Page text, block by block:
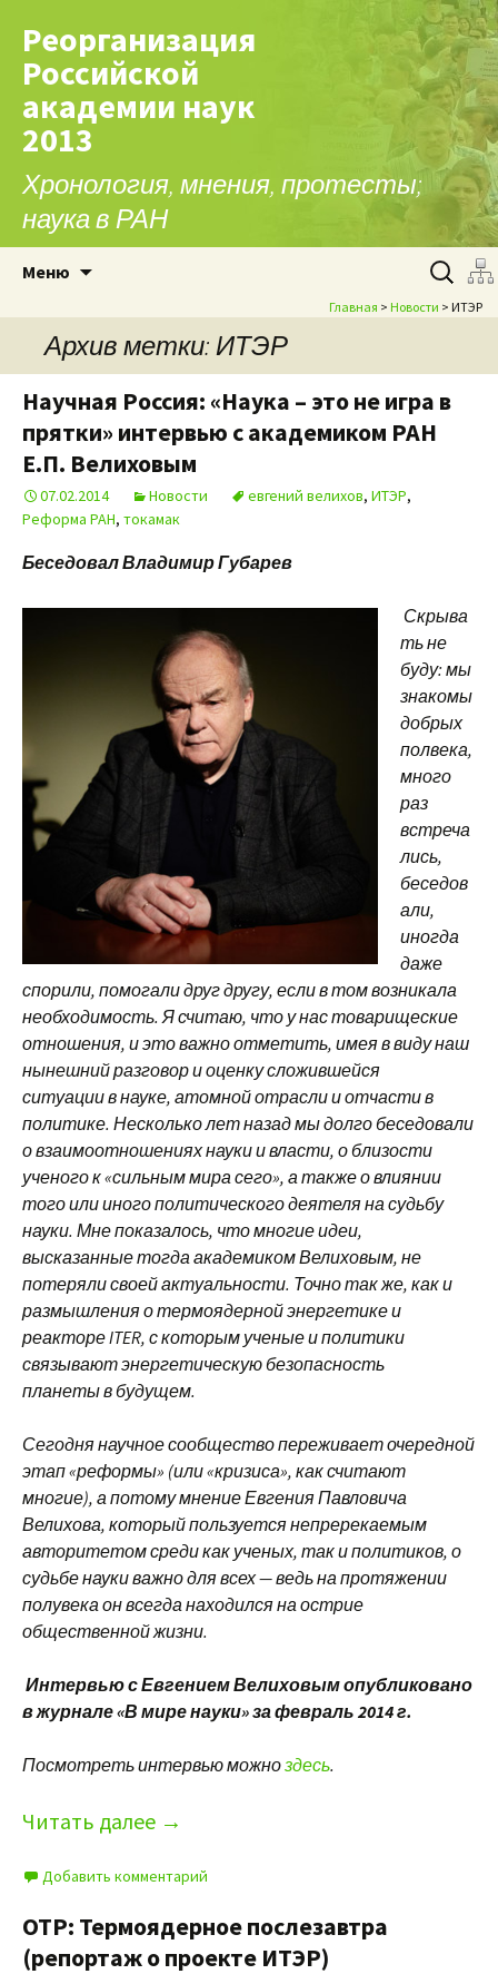
Реорганизация
Российской
академии наук
2013
Хронология, мнения, протесты;
наука в РАН
Меню Найти:
Главная > Новости > ИТЭР
Архив метки: ИТЭР
Научная Россия: «Наука – это не игра в
прятки» интервью с академиком РАН
Е.П. Велиховым
07.02.2014 Новости евгений велихов, ИТЭР,
Реформа РАН, токамак
Беседовал Владимир Губарев
Скрыва
ть не
буду: мы
знакомы
добрых
полвека,
много
раз
встреча
лись,
беседов
али,
иногда
даже
спорили, помогали друг другу, если в том возникала
необходимость. Я считаю, что у нас товарищеские
отношения, и это важно отметить, имея в виду наш
нынешний разговор и оценку сложившейся
ситуациив науке, атомной отрасли и отчасти в
политике. Несколько лет назад мы долго беседовали
о взаимоотношениях науки и власти, о близости
ученого к «сильным мира сего», а также о влиянии
того или иного политического деятеля на судьбу
науки. Мне показалось, что многие идеи,
высказанные тогда академиком Велиховым, не
потеряли своей актуальности. Точнотак же, как и
размышления о термоядерной энергетике и
реакторе ITER, с которым ученые и политики
связывают энергетическую безопасность
планетыв будущем.
Сегодня научное сообщество переживает очередной
этап «реформы» (или «кризиса», как считают
многие), а потому мнение Евгения Павловича
Велихова, который пользуется непререкаемым
авторитетом среди как ученых, так и политиков, о
судьбе науки важно для всех — ведь на протяжении
полувека он всегда находился на острие
общественной жизни.
Интервью с Евгением Велиховым опубликовано
в журнале «В мире науки» за февраль 2014 г.
Посмотреть интервью можноздесь.
Читать далее →
Добавить комментарий
ОТР: Термоядерное послезавтра
(репортаж о проекте ИТЭР)